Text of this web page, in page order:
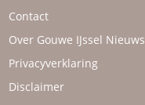
Contact
Over Gouwe IJssel Nieuws
Privacyverklaring
Disclaimer